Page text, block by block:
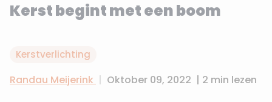
Kerst begint met een boom
Kerstverlichting
Randau Meijerink | Oktober 09, 2022 | 2 min lezen